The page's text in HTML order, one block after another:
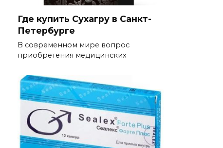
Где купить Сухагру в Санкт-
Петербурге
В современном мире вопрос
приобретения медицинских